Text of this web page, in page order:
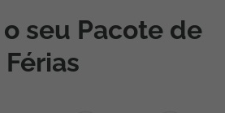
seu Pacote de
Férias